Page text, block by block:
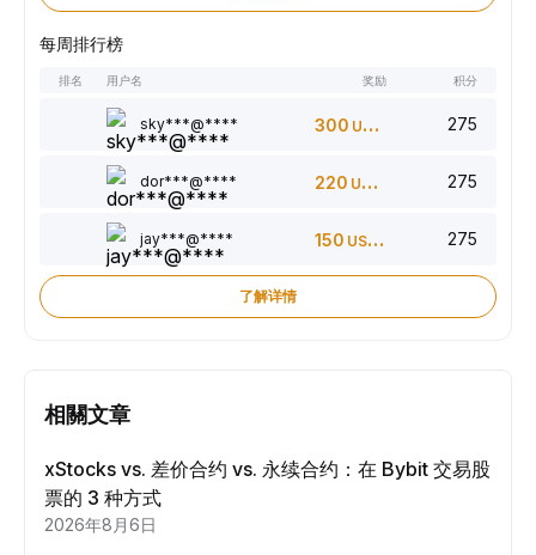
每周排行榜
排名 用户名 奖励 积分
sky***@**** 300 USDT 275
dor***@**** 220 USDT 275
jay***@**** 150 USDT 275
了解详情
相關文章
xStocks vs. 差价合约 vs. 永续合约：在 Bybit 交易股
票的 3 种方式
2026年8月6日